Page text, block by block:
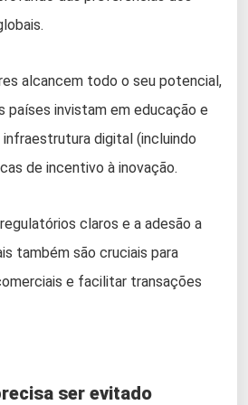
alcancem todo o seu potencial,
países invistam em educação e
digital (incluindo
de incentivo à inovação.
claros e a adesão a
também são cruciais para
e facilitar transações
ser evitado